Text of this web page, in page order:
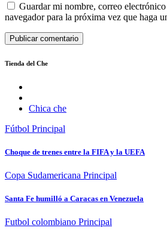
Guardar mi nombre, correo
navegador para la próxima vez que haga
Tienda del Che
Chica che
Fútbol Principal
Choque de trenes entre la FIFA y la UEFA
Copa Sudamericana Principal
Santa Fe humilló a Caracas en Venezuela
Futbol colombiano Principal